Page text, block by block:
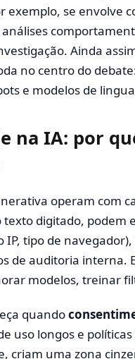
exemplo, se envolve
Ainda
no centro do
e modelos de
na IA: por
operam com
texto digitado, podem
IP, tipo de
de auditoria interna.
modelos, treinar
quando
uso longos e
criam uma zona